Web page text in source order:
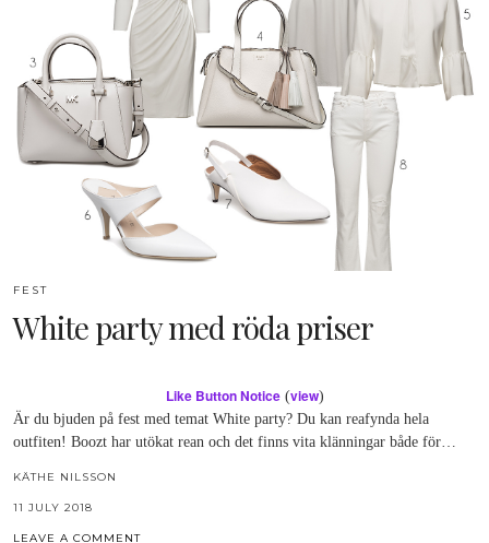
FEST
White party med röda priser
Like Button Notice(view)
Är du bjuden på fest med temat White party? Du kan reafynda hela
outfiten! Boozt har utökat rean och det finns vita klänningar både för…
KÄTHE NILSSON
11 JULY 2018
LEAVE A COMMENT